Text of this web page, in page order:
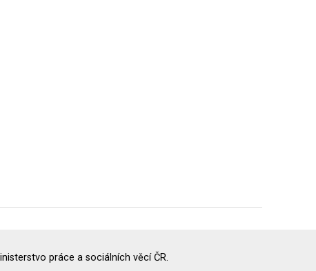
práce a sociálních věcí ČR.